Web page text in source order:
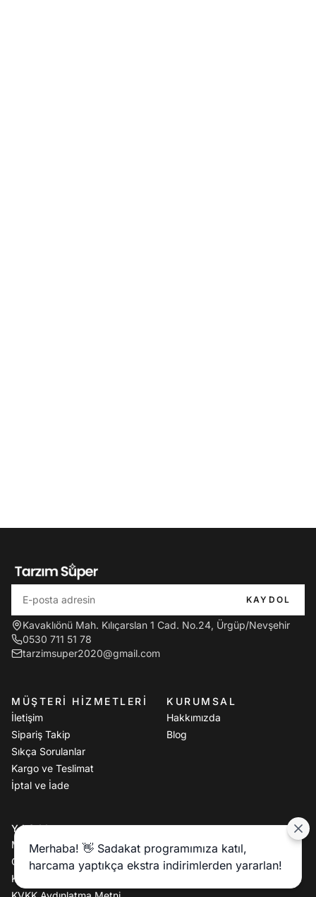
KAYDOL
Kavaklıönü Mah. Kılıçarslan 1 Cad. No.24, Ürgüp/Nevşehir
0530 711 51 78
tarzimsuper2020@gmail.com
MÜŞTERI HIZMETLERI
İletişim
Sipariş Takip
Sıkça Sorulanlar
Kargo ve Teslimat
İptal ve İade
KURUMSAL
Hakkımızda
Blog
YASAL
Mesafeli Satış Sözleşmesi
Gizlilik Politikası
Kullanım Koşulları
Merhaba! 👋 Sadakat programımıza katıl,
harcama yaptıkça ekstra indirimlerden yararlan!